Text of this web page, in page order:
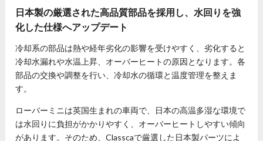
日本製の厳選された高品質部品を採用し、水回りを強
化した仕様へアップデート
冷却系の部品は熱や経年劣化の影響を受けやすく、劣化すると
冷却水漏れや水温上昇、オーバーヒートの原因となります。各
部品の交換や調整を行い、冷却水の循環と温度管理を整えま
す。
ローバーミニは英国生まれの車両で、日本の高温多湿な環境で
は水回りに負担がかかりやすく、オーバーヒートしやすい傾向
があります。そのため、Classcaで厳選した日本製パーツによ